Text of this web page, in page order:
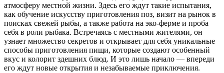
атмосферу местной жизни. Здесь его ждут такие испытания,
как обучение искусству приготовления поз, визит на рынок в
поисках свежей рыбы, а также работа на эко-ферме и проба
себя в роли рыбака. Встречаясь с местными жителями, он
узнает множество секретов и открывает для себя уникальные
способы приготовления пищи, которые создают особенный
вкус и колорит здешних блюд. И это лишь начало — впереди
его ждут новые открытия и незабываемые приключения.